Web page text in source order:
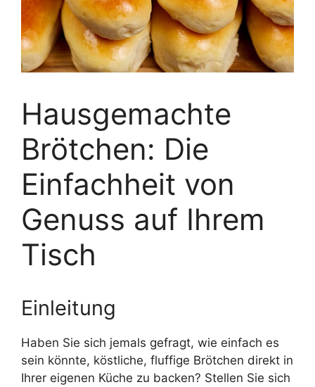
Hausgemachte
Brötchen: Die
Einfachheit von
Genuss auf Ihrem
Tisch
Einleitung
Haben Sie sich jemals gefragt, wie einfach es
sein könnte, köstliche, fluffige Brötchen direkt in
Ihrer eigenen Küche zu backen? Stellen Sie sich